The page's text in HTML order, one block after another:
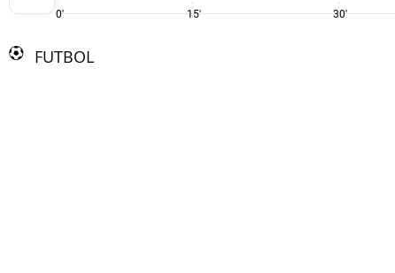
0' 15' 30'
FUTBOL